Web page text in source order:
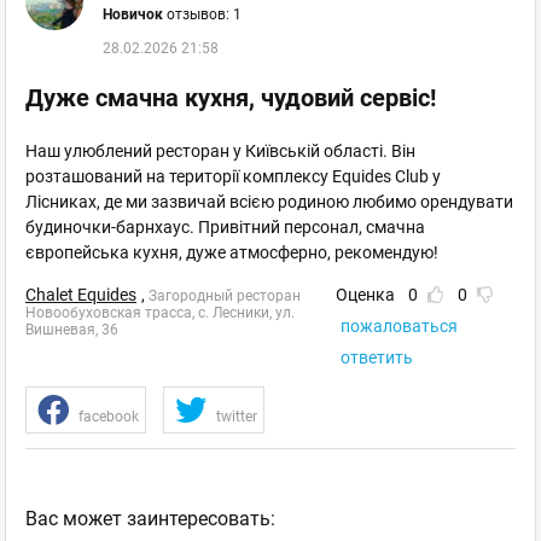
Новичок отзывов: 1
28.02.2026 21:58
Дуже смачна кухня, чудовий сервіс!
Наш улюблений ресторан у Київській області. Він
розташований на території комплексу Equides Club у
Лісниках, де ми зазвичай всією родиною любимо орендувати
будиночки-барнхаус. Привітний персонал, смачна
європейська кухня, дуже атмосферно, рекомендую!
Chalet Equides , Загородный ресторан
Новообуховская трасса, с. Лесники, ул.
Вишневая, 36
Оценка 0
0
пожаловаться
ответить
facebook twitter
Ваc может заинтересовать: